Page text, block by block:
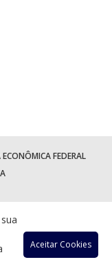
FEDERAL
Aceitar Cookies